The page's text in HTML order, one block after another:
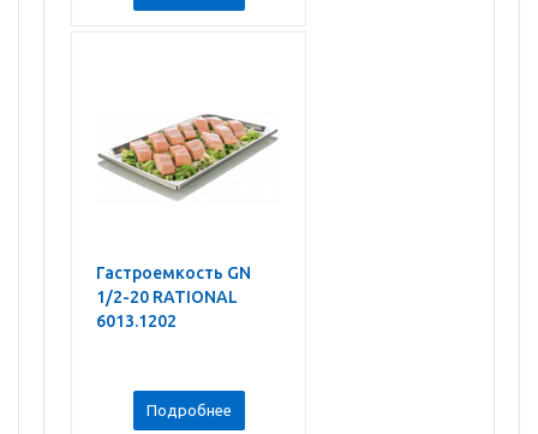
Гастроемкость GN
1/2-20 RATIONAL
6013.1202
Подробнее